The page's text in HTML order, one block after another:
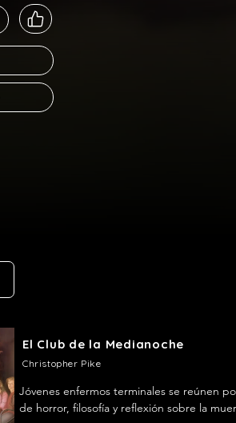
El Club de la Medianoche
Christopher Pike
Jóvenes enfermos terminales se reúnen
de horror, filosofía y reflexión sobre la